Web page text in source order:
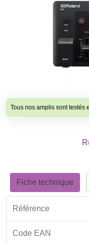
Tous nos amplis sont testés
Fiche technique
Référence
Code EAN